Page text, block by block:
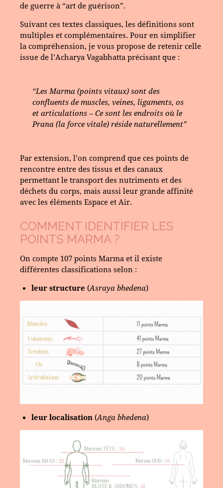
de guerre à “art de guérison”.
Suivant ces textes classiques, les définitions sont
multiples et complémentaires. Pour en simplifier
la compréhension, je vous propose de retenir celle
issue de l’Acharya Vagabhatta précisant que :
“Les Marma (points vitaux) sont des
confluents de muscles, veines, ligaments, os
et articulations – Ce sont les endroits où le
Prana (la force vitale) réside naturellement”
Par extension, l’on comprend que ces points de
rencontre entre des tissus et des canaux
permettant le transport des nutriments et des
déchets du corps, mais aussi leur grande affinité
avec les éléments Espace et Air.
COMMENT IDENTIFIER LES
POINTS MARMA ?
On compte 107 points Marma et il existe
différentes classifications selon :
leur structure (Asraya bhedena)
leur localisation (Anga bhedena)